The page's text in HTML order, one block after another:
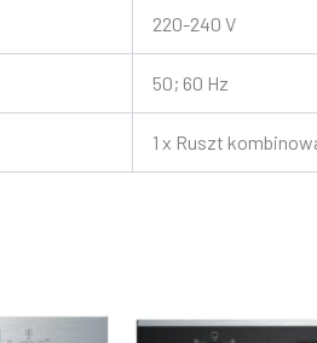
220-240 V
50; 60 Hz
1 x Ruszt